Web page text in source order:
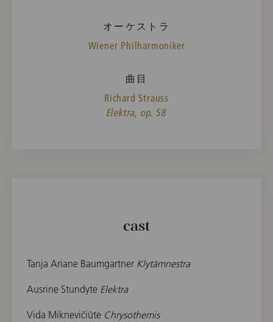
オーケストラ
Wiener Philharmoniker
曲目
Richard Strauss
Elektra, op. 58
cast
Tanja Ariane Baumgartner Klytämnestra
Ausrine Stundyte Elektra
Vida Miknevičiūtė Chrysothemis